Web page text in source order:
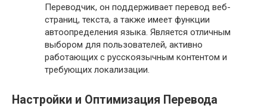
Переводчик, он поддерживает перевод веб-
страниц, текста, а также имеет функции
автоопределения языка. Является отличным
выбором для пользователей, активно
работающих с русскоязычным контентом и
требующих локализации.
Настройки и Оптимизация Перевода